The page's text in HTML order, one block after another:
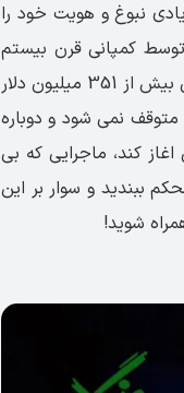
نبوغ و هویت خود را
توسط کمپانی قرن بیستم
فاکس ساخته شد، نقش حیرت انگیزی را ایفا کرد و موجب شد که این فیلم فروشی بیش از 351 میلیون دلار
نمی شود و دوباره
مرگ در نیل اغاز کند، ماجرایی که بی
ببندید و سوار بر این
شوید!